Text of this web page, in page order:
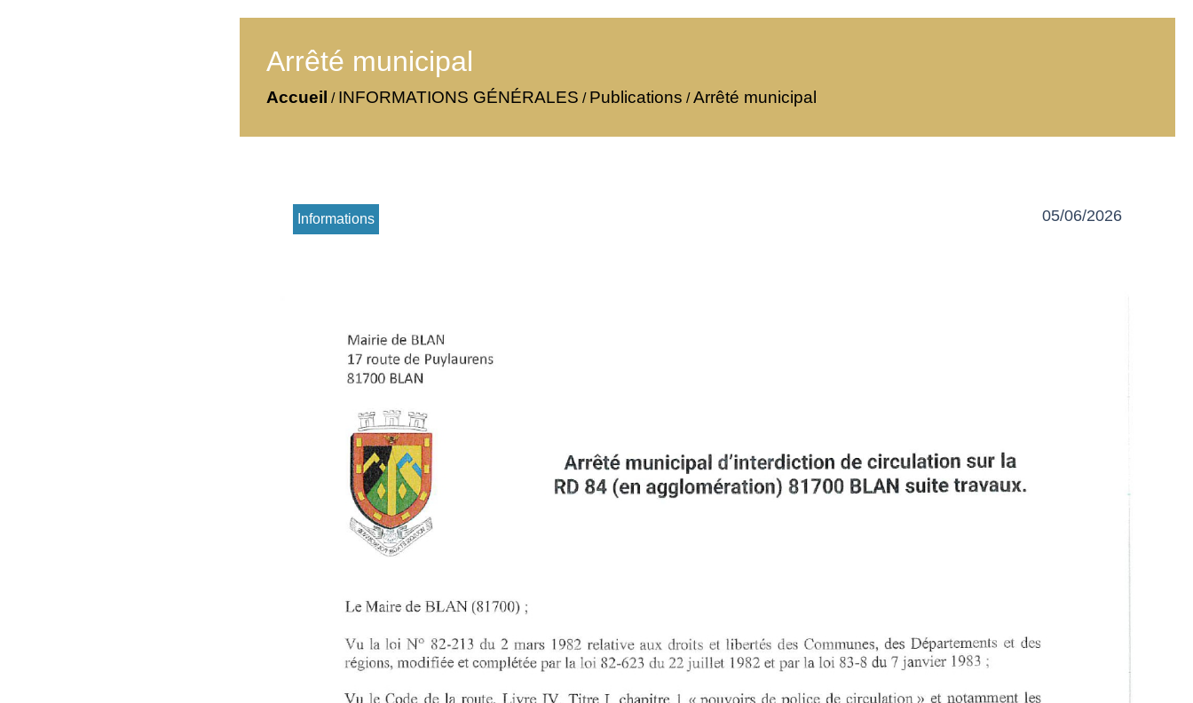
Arrêté municipal
Accueil / INFORMATIONS GÉNÉRALES / Publications /Arrêté municipal
Informations 05/06/2026